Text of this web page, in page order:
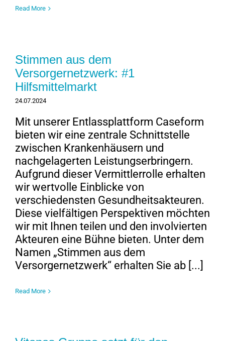
Read More
Stimmen aus dem
Versorgernetzwerk: #1
Hilfsmittelmarkt
24.07.2024
Mit unserer Entlassplattform Caseform
bieten wir eine zentrale Schnittstelle
zwischen Krankenhäusern und
nachgelagerten Leistungserbringern.
Aufgrund dieser Vermittlerrolle erhalten
wir wertvolle Einblicke von
verschiedensten Gesundheitsakteuren.
Diese vielfältigen Perspektiven möchten
wir mit Ihnen teilen und den involvierten
Akteuren eine Bühne bieten. Unter dem
Namen „Stimmen aus dem
Versorgernetzwerk“ erhalten Sie ab [...]
Read More